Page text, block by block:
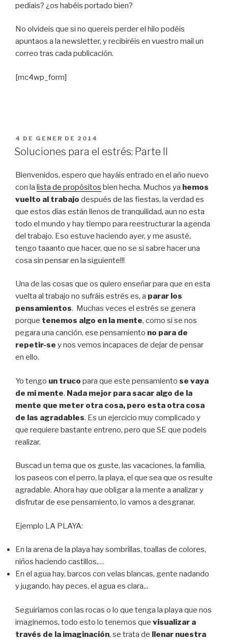
pedíais? ¿os habéis portado bien?
No olvideis que si no quereis perder el hilo podéis
apuntaos a la newsletter, y recibiréis en vuestro mail un
correo tras cada publicación.
[mc4wp_form]
PUBLICAT
A
4 DE GENER DE 2014
Soluciones para el estrés: Parte II
Bienvenidos, espero que hayáis entrado en el año nuevo
con la lista de propósitos bien hecha. Muchos ya hemos
vuelto al trabajo después de las fiestas, la verdad es
que estos días están llenos de tranquilidad, aun no esta
todo el mundo y hay tiempo para reestructurar la agenda
del trabajo. Eso estuve haciendo ayer, y me asusté,
tengo taaanto que hacer, que no se si sabre hacer una
cosa sin pensar en la siguiente!!!
Una de las cosas que os quiero enseñar para que en esta
vuelta al trabajo no sufráis estrés es, a parar los
pensamientos. Muchas veces el estrés se genera
porque tenemos algo en la mente, como si se nos
pegara una canción, ese pensamiento no para de
repetir-se y nos vemos incapaces de dejar de pensar
en ello.
Yo tengo un truco para que este pensamiento se vaya
de mi mente. Nada mejor para sacar algo de la
mente que meter otra cosa, pero esta otra cosa
de las agradables. Es un ejercicio muy complicado y
que requiere bastante entreno, pero que SE que podeis
realizar.
Buscad un tema que os guste, las vacaciones, la familia,
los paseos con el perro, la playa, el que sea que os resulte
agradable. Ahora hay que obligar a la mente a analizar y
disfrutar de ese pensamiento, lo vamos a desgranar.
Ejemplo LA PLAYA:
En la arena de la playa hay sombrillas, toallas de colores,
niños haciendo castillos,…
En el agua hay, barcos con velas blancas, gente nadando
y jugando, hay peces, el agua es clara,..
Seguiríamos con las rocas o lo que tenga la playa que nos
imaginemos, todo esto lo tenemos que visualizar a
través de la imaginación, se trata de llenar nuestra